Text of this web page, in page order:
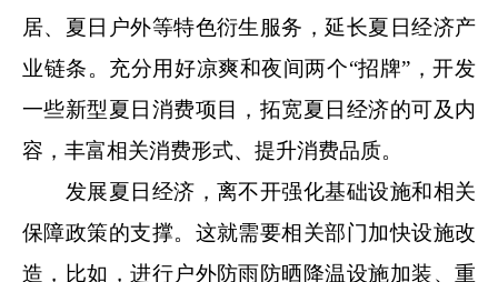
居、夏日户外等特色衍生服务，延长夏日经济产
业链条。充分用好凉爽和夜间两个“招牌”，开发
一些新型夏日消费项目，拓宽夏日经济的可及内
容，丰富相关消费形式、提升消费品质。
发展夏日经济，离不开强化基础设施和相关
保障政策的支撑。这就需要相关部门加快设施改
造，比如，进行户外防雨防晒降温设施加装、重